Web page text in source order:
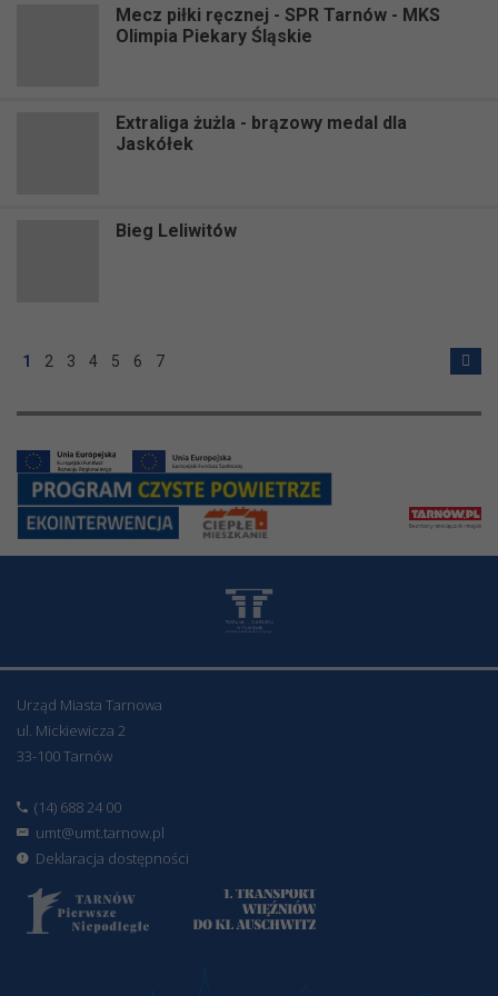
Mecz piłki ręcznej - SPR Tarnów - MKS
Olimpia Piekary Śląskie
Extraliga żużla - brązowy medal dla
Jaskółek
Bieg Leliwitów
1 2 3 4 5 6 7
Urząd Miasta Tarnowa
ul. Mickiewicza 2
33-100 Tarnów
(14) 688 24 00
umt@umt.tarnow.pl
Deklaracja dostępności